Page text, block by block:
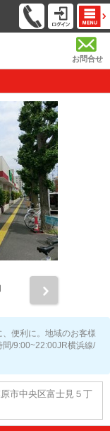
お問合せ
便利に。地域のお客様
/9:00~22:00JR横浜線/
市中央区富士見５丁